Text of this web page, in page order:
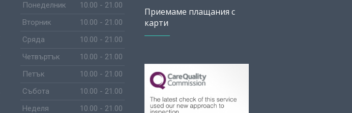
Понеделник
10.00 - 21.00
Вторник
10.00 - 21.00
Сряда
10.00 - 21.00
Четвъртък
10.00 - 21.00
Петък
10.00 - 21.00
Събота
10.00 - 21.00
Неделя
10.00 - 21.00
Приемаме плащания с
карти